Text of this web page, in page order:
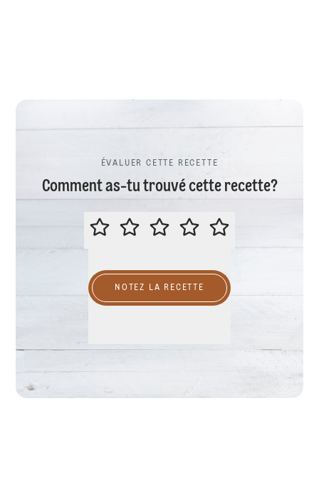
ÉVALUER CETTE RECETTE
Comment as-tu trouvé cette recette?
ÉVALUER CETTE RECETTE
NOTEZ LA RECETTE